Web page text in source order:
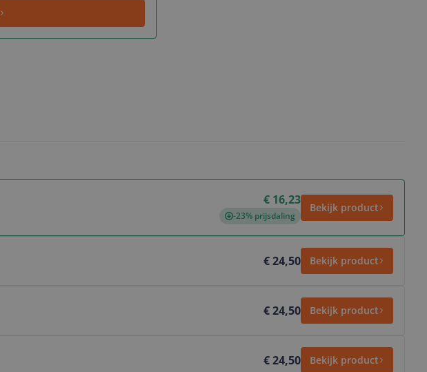
€ 16,23
-23% prijsdaling
Bekijk product
€ 24,50 Bekijk product
€ 24,50 Bekijk product
€ 24,50 Bekijk product